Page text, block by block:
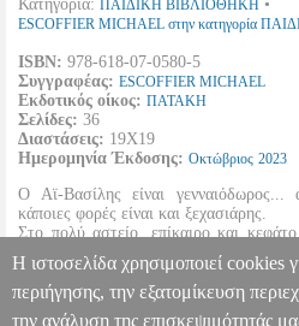
Κατηγορία: ΠΑΙΔΙΚΗ ΒΙΒΛΙΟΘΗΚΗ •
ESCOFFIER MICHAEL στην κατηγορία
ISBN: 978-618-07-0580-5
Συγγραφέας: ESCOFFIER MICHAEL
Εκδοτικός οίκος: ΠΑΤΑΚΗ
Σελίδες: 36
Διαστάσεις: 19Χ19
Ημερομηνία Έκδοσης: Οκτώβριος 2023
Ο Αϊ-Βασίλης είναι
κάποιες φορές είναι και ξεχασιάρης.
Στο πολύ αστείο, επίκαιρο και
συνέβη όταν, για να μη στενοχωρήσει
δώρο, αναγκάστηκε να μείνει με τη
Η ιστοσελίδα χρησιμοποιεί cookies
περιήγησης, την εξατομίκευση
την ανάλυση της επισκεψιμότητάς